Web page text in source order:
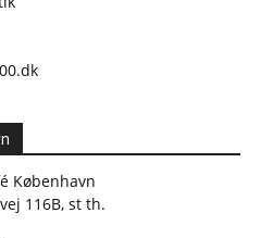
København
116B, st th.